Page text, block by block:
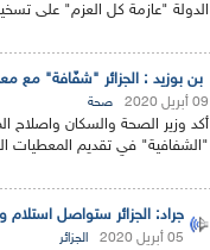
الدولة "عازمة كل العزم" على
بن بوزيد : الجزائر "شفّافة" مع
09 أبريل 2020 صحة
أكد وزير الصحة والسكان واصلاح
"الشفافية" في تقديم المعطيات
جراد: الجزائر ستواصل
05 أبريل 2020 الجزائر